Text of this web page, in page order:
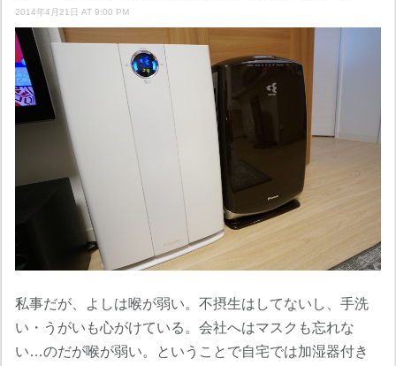
2014年4月21日 AT 9:00 PM
私事だが、よしは喉が弱い。不摂生はしてないし、手洗
い・うがいも心がけている。会社へはマスクも忘れな
い…のだが喉が弱い。ということで自宅では加湿器付き